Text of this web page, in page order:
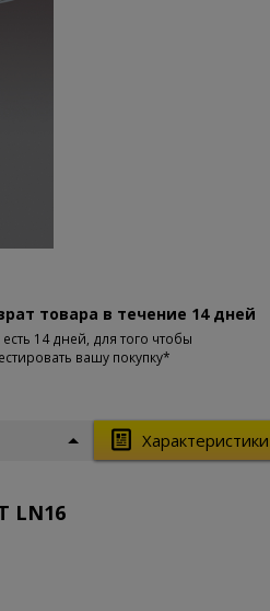
товара в течение 14 дней
есть 14 дней, для того чтобы
вашу покупку*
Характеристики
LN16